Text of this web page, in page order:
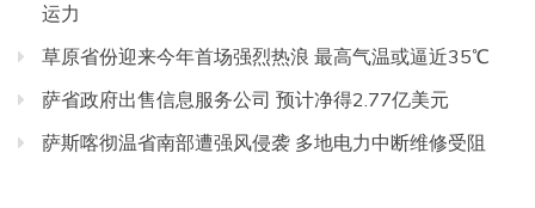
运力
草原省份迎来今年首场强烈热浪 最高气温或逼近35℃
萨省政府出售信息服务公司 预计净得2.77亿美元
萨斯喀彻温省南部遭强风侵袭 多地电力中断维修受阻